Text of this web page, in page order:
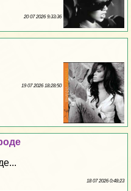
20 07 2026 9:33:36
19 07 2026 18:28:50
18 07 2026 0:48:23